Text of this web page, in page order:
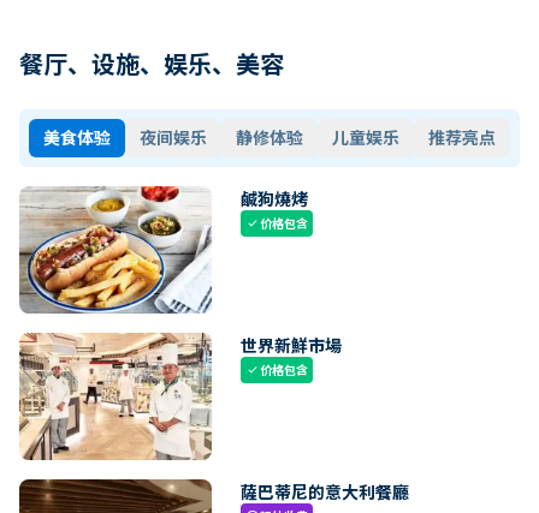
餐厅、设施、娱乐、美容
美食体验 夜间娱乐 静修体验 儿童娱乐 推荐亮点
鹹狗燒烤
check价格包含
世界新鮮市場
check价格包含
薩巴蒂尼的意大利餐廳